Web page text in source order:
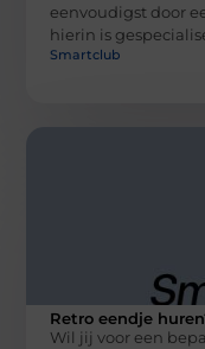
eenvoudigst door
hierin is
Smartclub
Retro eendje
Wil jij voor een